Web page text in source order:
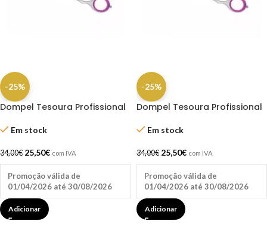
-25%
Dompel Tesoura Profissional
Em stock
34,00€ 25,50€ com IVA
Promoção válida de
01/04/2026 até 30/08/2026
Adicionar
-25%
Dompel Tesoura Profissional
Em stock
34,00€ 25,50€ com IVA
Promoção válida de
01/04/2026 até 30/08/2026
Adicionar